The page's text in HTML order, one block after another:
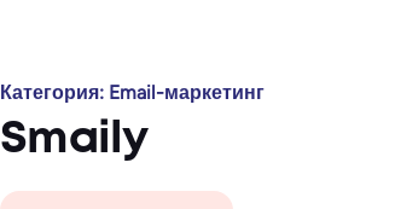
Категория: Email-маркетинг
Smaily